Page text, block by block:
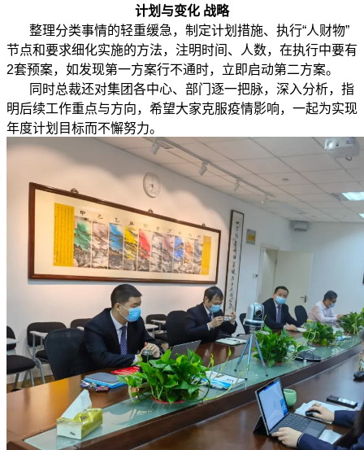
计划与变化 战略
整理分类事情的轻重缓急，制定计划措施、执行“人财物”
节点和要求细化实施的方法，注明时间、人数，在执行中要有
2套预案，如发现第一方案行不通时，立即启动第二方案。
同时总裁还对集团各中心、部门逐一把脉，深入分析，指
明后续工作重点与方向，希望大家克服疫情影响，一起为实现
年度计划目标而不懈努力。